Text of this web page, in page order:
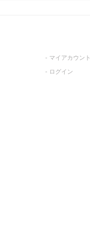
マイアカウント
ログイン